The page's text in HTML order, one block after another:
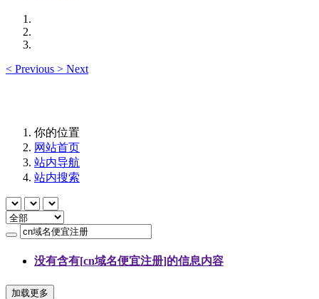
< Previous > Next
你的位置
网站首页
站内导航
站内搜索
没有含有[cn域名便宜注册]的信息内容
加载更多